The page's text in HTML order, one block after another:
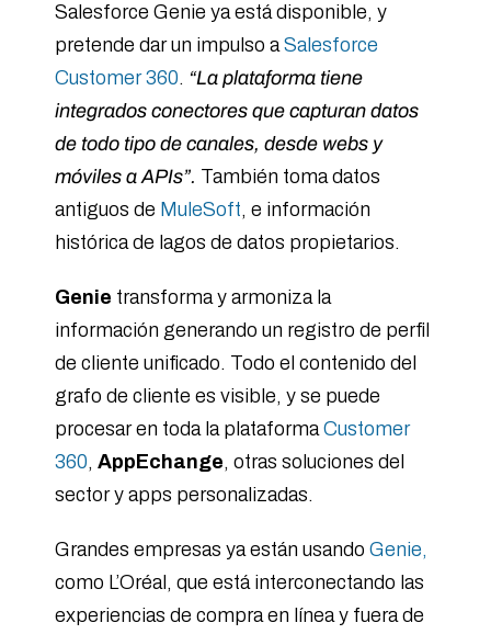
Salesforce Genie ya está disponible, y
pretende dar un impulso aSalesforce
Customer 360. “La plataforma tiene
integrados conectores que capturan datos
de todo tipo de canales, desde webs y
móviles a APIs”. También toma datos
antiguos de MuleSoft, e información
histórica de lagos de datos propietarios.
Genie transforma y armoniza la
información generando un registro de perfil
de cliente unificado. Todo el contenido del
grafo de cliente es visible, y se puede
procesar en toda la plataformaCustomer
360, AppEchange, otras soluciones del
sector y apps personalizadas.
Grandes empresas ya están usando Genie,
como L’Oréal, que está interconectando las
experiencias de compra en línea y fuera de